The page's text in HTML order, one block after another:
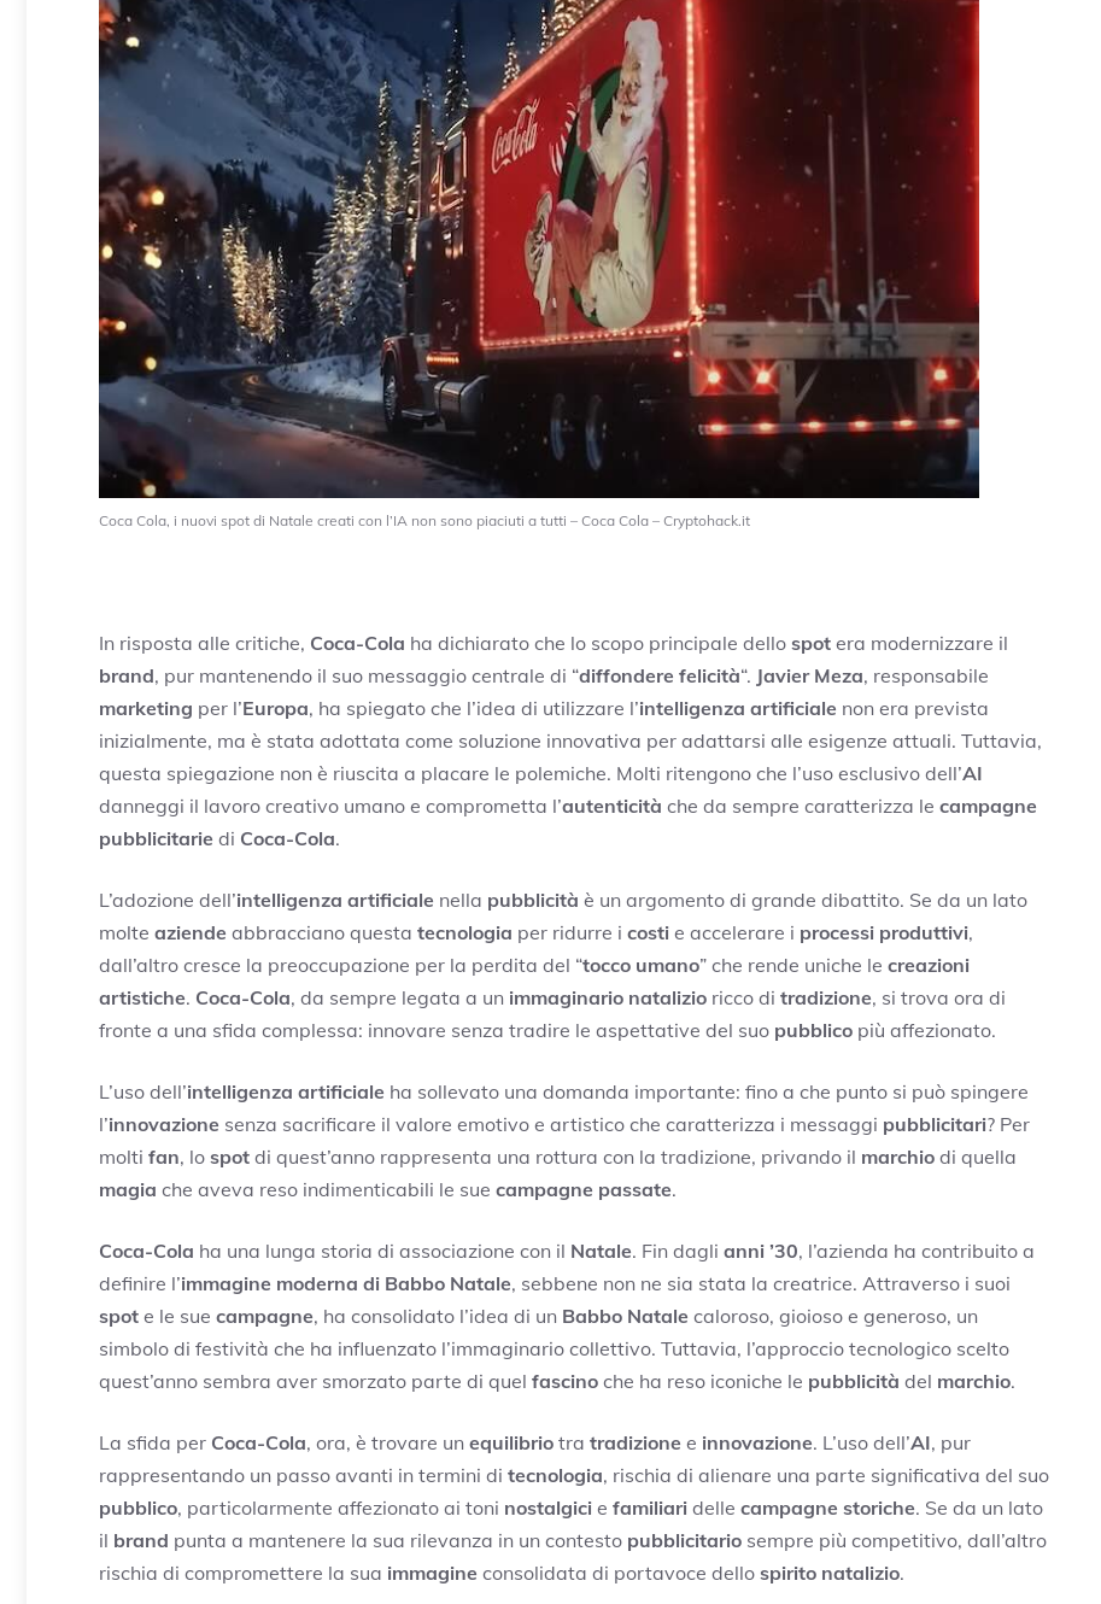
Coca Cola, i nuovi spot di Natale creati con l’IA non sono piaciuti a tutti – Coca Cola – Cryptohack.it
In risposta alle critiche, Coca-Cola ha dichiarato che lo scopo principale dello spot era modernizzare il
brand, pur mantenendo il suo messaggio centrale di “diffondere felicità“. Javier Meza, responsabile
marketing per l’Europa, ha spiegato che l’idea di utilizzare l’intelligenza artificiale non era prevista
inizialmente, ma è stata adottata come soluzione innovativa per adattarsi alle esigenze attuali. Tuttavia,
questa spiegazione non è riuscita a placare le polemiche. Molti ritengono che l’uso esclusivo dell’AI
danneggi il lavoro creativo umano e comprometta l’autenticità che da sempre caratterizza le campagne
pubblicitarie di Coca-Cola.
L’adozione dell’intelligenza artificiale nella pubblicità è un argomento di grande dibattito. Se da un lato
molte aziende abbracciano questa tecnologia per ridurre i costi e accelerare i processi produttivi,
dall’altro cresce la preoccupazione per la perdita del “tocco umano” che rende uniche le creazioni
artistiche. Coca-Cola, da sempre legata a un immaginario natalizio ricco di tradizione, si trova ora di
fronte a una sfida complessa: innovare senza tradire le aspettative del suo pubblico più affezionato.
L’uso dell’intelligenza artificiale ha sollevato una domanda importante: fino a che punto si può spingere
l’innovazione senza sacrificare il valore emotivo e artistico che caratterizza i messaggi pubblicitari? Per
molti fan, lo spot di quest’anno rappresenta una rottura con la tradizione, privando il marchio di quella
magia che aveva reso indimenticabili le sue campagne passate.
Coca-Cola ha una lunga storia di associazione con il Natale. Fin dagli anni ’30, l’azienda ha contribuito a
definire l’immagine moderna di Babbo Natale, sebbene non ne sia stata la creatrice. Attraverso i suoi
spot e le sue campagne, ha consolidato l’idea di un Babbo Natale caloroso, gioioso e generoso, un
simbolo di festività che ha influenzato l’immaginario collettivo. Tuttavia, l’approccio tecnologico scelto
quest’anno sembra aver smorzato parte di quel fascino che ha reso iconiche le pubblicità del marchio.
La sfida per Coca-Cola, ora, è trovare un equilibrio tra tradizione e innovazione. L’uso dell’AI, pur
rappresentando un passo avanti in termini di tecnologia, rischia di alienare una parte significativa del suo
pubblico, particolarmente affezionato ai toni nostalgici e familiari delle campagne storiche. Se da un lato
il brand punta a mantenere la sua rilevanza in un contesto pubblicitario sempre più competitivo, dall’altro
rischia di compromettere la sua immagine consolidata di portavoce dello spirito natalizio.